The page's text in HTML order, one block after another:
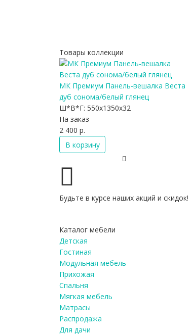
Товары коллекции
МК Премиум Панель-вешалка Веста
дуб сонома/белый глянец
Ш*В*Г: 550x1350x32
На заказ
2 400 р.
В корзину
Будьте в курсе наших акций и скидок!
Каталог мебели
Детская
Гостиная
Модульная мебель
Прихожая
Спальня
Мягкая мебель
Матрасы
Распродажа
Для дачи